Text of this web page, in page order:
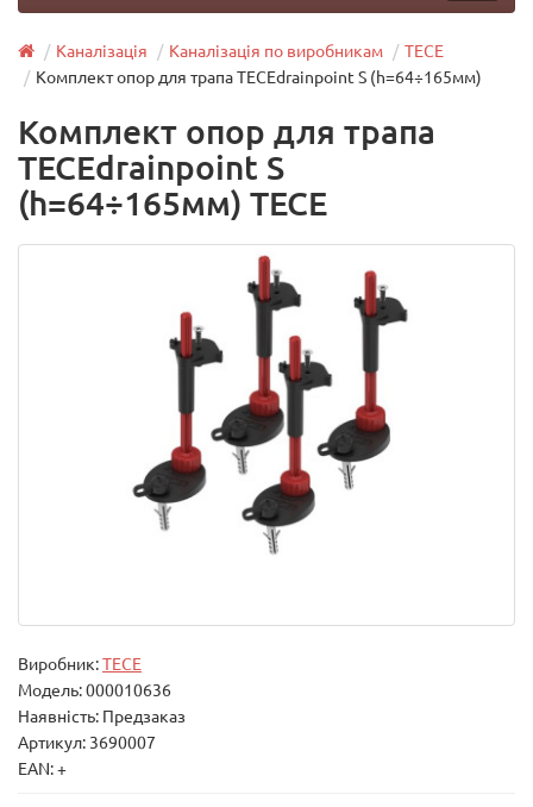
Каналізація Каналізація по виробникам
TECE
Комплект опор для трапа TECEdrainpoint S (h=64÷165мм)
Комплект опор для трапа
TECEdrainpoint S
(h=64÷165мм) TECE
Виробник:TECE
Модель:000010636
Наявність: Предзаказ
Артикул: 3690007
EAN: +